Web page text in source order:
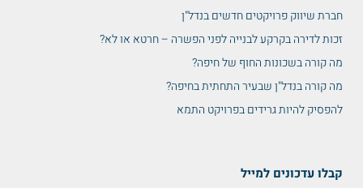
חברת שיווק פרויקטים חדשים בנדל"ן
זכות לדירה בקרקע לבנייה לפני הפשרה – חרטא או לא?
מה קורה בשכונות החוף של חיפה?
מה קורה בנדל"ן שבעיר התחתית בחיפה?
להפסיק להיות גרידים בפרויקט התמא
קבלו עדכונים למייל